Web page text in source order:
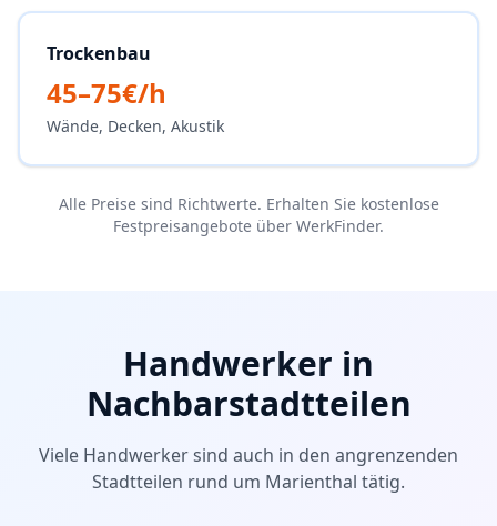
Trockenbau
45–75€/h
Wände, Decken, Akustik
Alle Preise sind Richtwerte. Erhalten Sie kostenlose
Festpreisangebote über WerkFinder.
Handwerker in
Nachbarstadtteilen
Viele Handwerker sind auch in den angrenzenden
Stadtteilen rund um Marienthal tätig.